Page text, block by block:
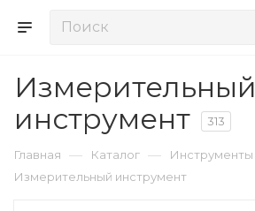
Измерительный
инструмент
313
Главная — Каталог — Инструменты
Измерительный инструмент